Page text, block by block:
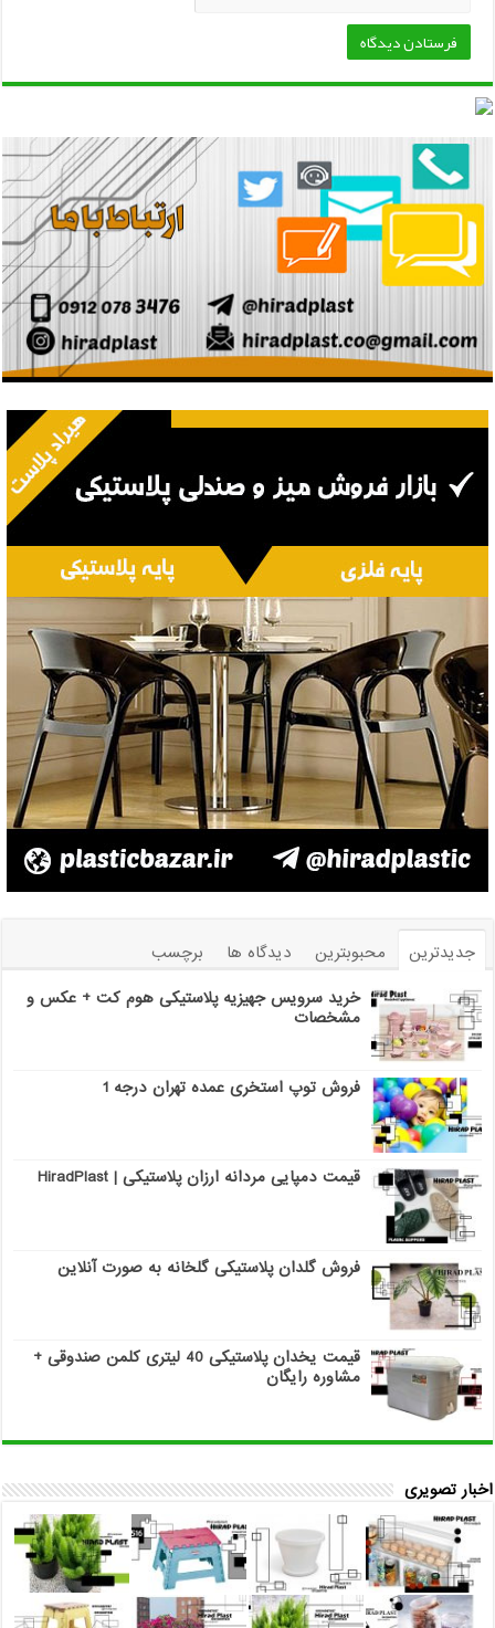
جدیدترین محبوبترین دیدگاه ها
برچسب
خرید سرویس جهیزیه پلاستیکی هوم کت + عکس و
مشخصات
فروش توپ استخری عمده تهران درجه 1
قیمت دمپایی مردانه ارزان پلاستیکی | HiradPlast
فروش گلدان پلاستیکی گلخانه به صورت آنلاین
قیمت یخدان پلاستیکی 40 لیتری کلمن صندوقی +
مشاوره رایگان
اخبار تصویری